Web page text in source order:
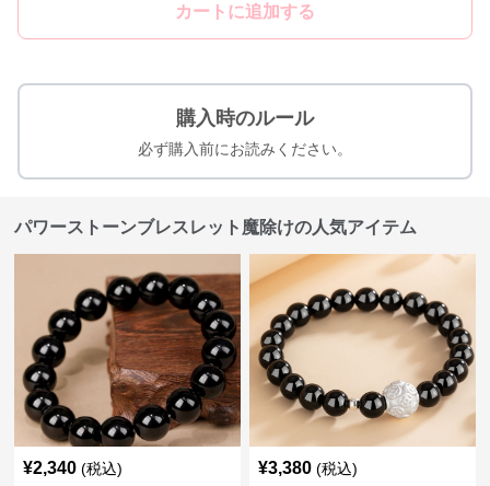
カートに追加する
購入時のルール
必ず購入前にお読みください。
パワーストーンブレスレット魔除けの人気アイテム
¥2,340 (税込) ¥3,380 (税込)